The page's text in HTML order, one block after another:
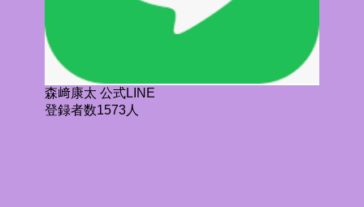
森﨑康太 公式LINE
登録者数1573人